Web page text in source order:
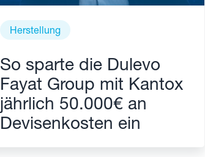
Herstellung
So sparte die Dulevo
Fayat Group mit Kantox
jährlich 50.000€ an
Devisenkosten ein